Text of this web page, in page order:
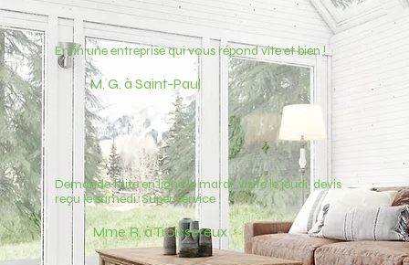
Enfin une entreprise qui vous répond vite et bien !
M. G. à Saint-Paul
Demande faite en ligne le mardi, visite le jeudi, devis
reçu le samedi. Super service
Mme R. à Troissereux